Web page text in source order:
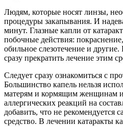
Людям, которые носят линзы,
процедуры закапывания. И
минут. Глазные капли от
побочные действия:
обильное слезотечение и
сразу прекратить лечение этим
Следует сразу ознакомиться с
Большинство капель нельзя
матерям и кормящим женщинам
аллергических реакций на
добавить, что не рекомендуется
средство. В лечении катаракты